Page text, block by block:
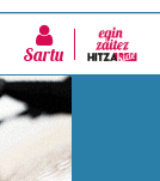
Sartu